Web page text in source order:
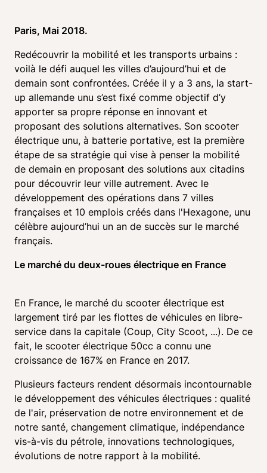
Paris, Mai 2018.
Redécouvrir la mobilité et les transports urbains :
voilà le défi auquel les villes d’aujourd’hui et de
demain sont confrontées. Créée il y a 3 ans, la start-
up allemande unu s’est fixé comme objectif d’y
apporter sa propre réponse en innovant et
proposant des solutions alternatives. Son scooter
électrique unu, à batterie portative, est la première
étape de sa stratégie qui vise à penser la mobilité
de demain en proposant des solutions aux citadins
pour découvrir leur ville autrement. Avec le
développement des opérations dans 7 villes
françaises et 10 emplois créés dans l'Hexagone, unu
célèbre aujourd’hui un an de succès sur le marché
français.
Le marché du deux-roues électrique en France
En France, le marché du scooter électrique est
largement tiré par les flottes de véhicules en libre-
service dans la capitale (Coup, City Scoot, ...). De ce
fait, le scooter électrique 50cc a connu une
croissance de 167% en France en 2017.
Plusieurs facteurs rendent désormais incontournable
le développement des véhicules électriques : qualité
de l'air, préservation de notre environnement et de
notre santé, changement climatique, indépendance
vis-à-vis du pétrole, innovations technologiques,
évolutions de notre rapport à la mobilité.